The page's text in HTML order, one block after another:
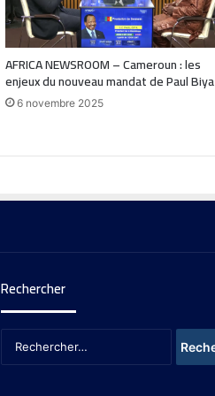
AFRICA NEWSROOM – Cameroun : les
enjeux du nouveau mandat de Paul Biya
6 novembre 2025
Rechercher